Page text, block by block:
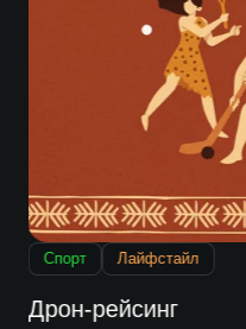
Спорт Лайфстайл
Дрон-рейсинг